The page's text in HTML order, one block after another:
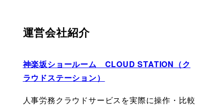
運営会社紹介
神楽坂ショールーム　CLOUD STATION（ク
ラウドステーション）
人事労務クラウドサービスを実際に操作・比較